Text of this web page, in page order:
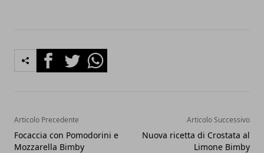
FacebookTwitterWhatsapp
Articolo Precedente
Focaccia con Pomodorini e
Mozzarella Bimby
Articolo Successivo
Nuova ricetta di Crostata al
Limone Bimby